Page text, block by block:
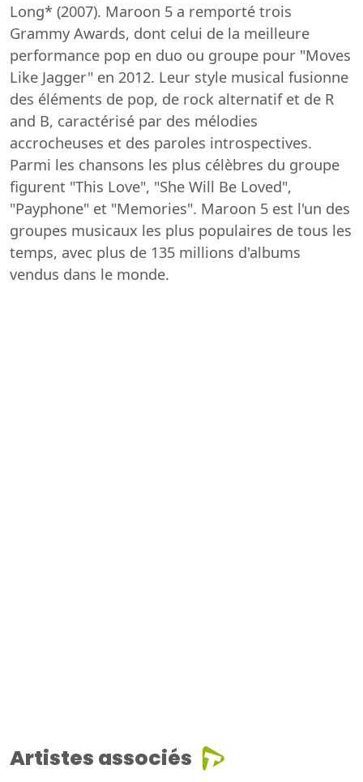
Long* (2007). Maroon 5 a remporté trois
Grammy Awards, dont celui de la meilleure
performance pop en duo ou groupe pour "Moves
Like Jagger" en 2012. Leur style musical fusionne
des éléments de pop, de rock alternatif et de R
and B, caractérisé par des mélodies
accrocheuses et des paroles introspectives.
Parmi les chansons les plus célèbres du groupe
figurent "This Love", "She Will Be Loved",
"Payphone" et "Memories". Maroon 5 est l'un des
groupes musicaux les plus populaires de tous les
temps, avec plus de 135 millions d'albums
vendus dans le monde.
Artistes associés